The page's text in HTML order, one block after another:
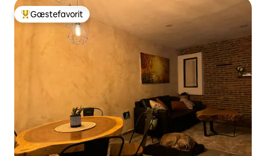
Bedste gæstefavorit
Gæstefavorit